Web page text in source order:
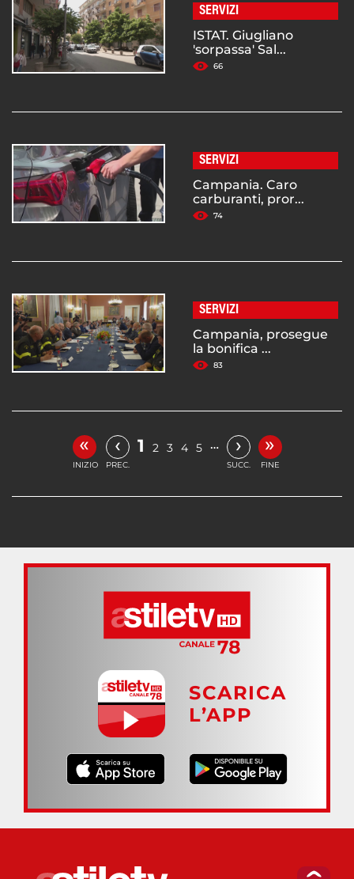
SERVIZI
ISTAT. Giugliano
'sorpassa' Sal...
66
SERVIZI
Campania. Caro
carburanti, pror...
74
SERVIZI
Campania, prosegue
la bonifica ...
83
«
INIZIO
‹
PREC.
1 2 3 4 5 … ›
SUCC.
»
FINE
SCARICA
L’APP